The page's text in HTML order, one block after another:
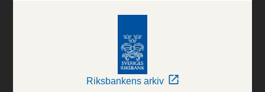
Riksbankens arkiv